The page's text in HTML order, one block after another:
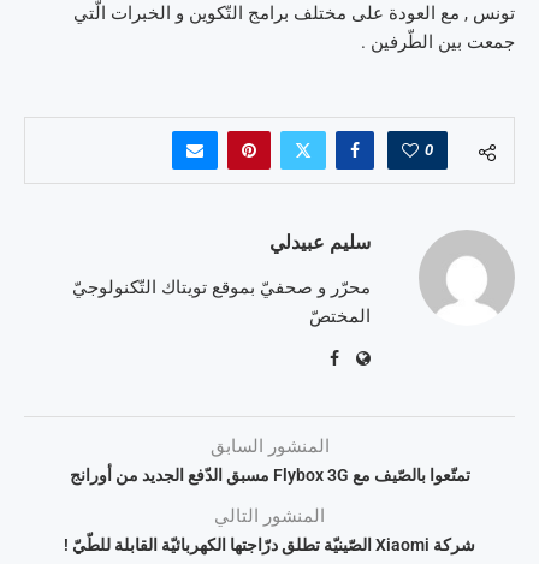
تونس , مع العودة على مختلف برامج التّكوين و الخبرات الّتي
جمعت بين الطّرفين .
0
سليم عبيدلي
محرّر و صحفيّ بموقع تويتاك التّكنولوجيّ
المختصّ
المنشور السابق
تمتّعوا بالصّيف مع Flybox 3G مسبق الدّفع الجديد من أورانج
المنشور التالي
شركة Xiaomi الصّينيّة تطلق درّاجتها الكهربائيّة القابلة للطّيّ !